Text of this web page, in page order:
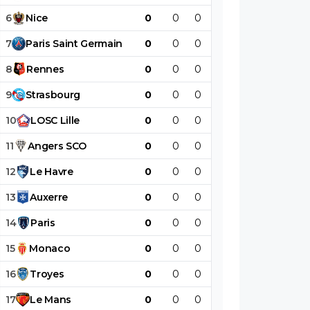
6 Nice 0 0 0
7 Paris Saint Germain 0 0 0
8 Rennes 0 0 0
9 Strasbourg 0 0 0
10 LOSC Lille 0 0 0
11 Angers SCO 0 0 0
12 Le Havre 0 0 0
13 Auxerre 0 0 0
14 Paris 0 0 0
15 Monaco 0 0 0
16 Troyes 0 0 0
17 Le Mans 0 0 0